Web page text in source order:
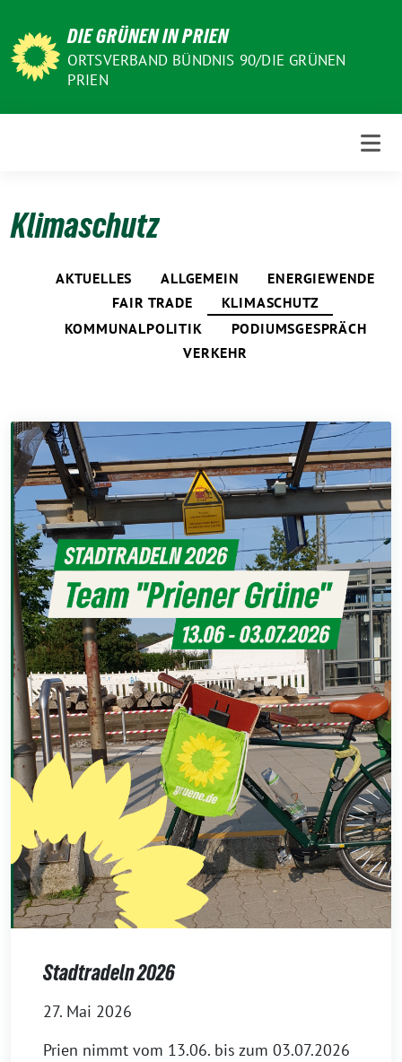
zum
Inhalt
DIE GRÜNEN IN PRIEN
ORTSVERBAND BÜNDNIS 90/DIE GRÜNEN
PRIEN
Klimaschutz
AKTUELLES ALLGEMEIN
ENERGIEWENDE
FAIR TRADE
KLIMASCHUTZ
KOMMUNALPOLITIK
PODIUMSGESPRÄCH
VERKEHR
Stadtradeln 2026
27. Mai 2026
Prien nimmt vom 13.06. bis zum 03.07.2026